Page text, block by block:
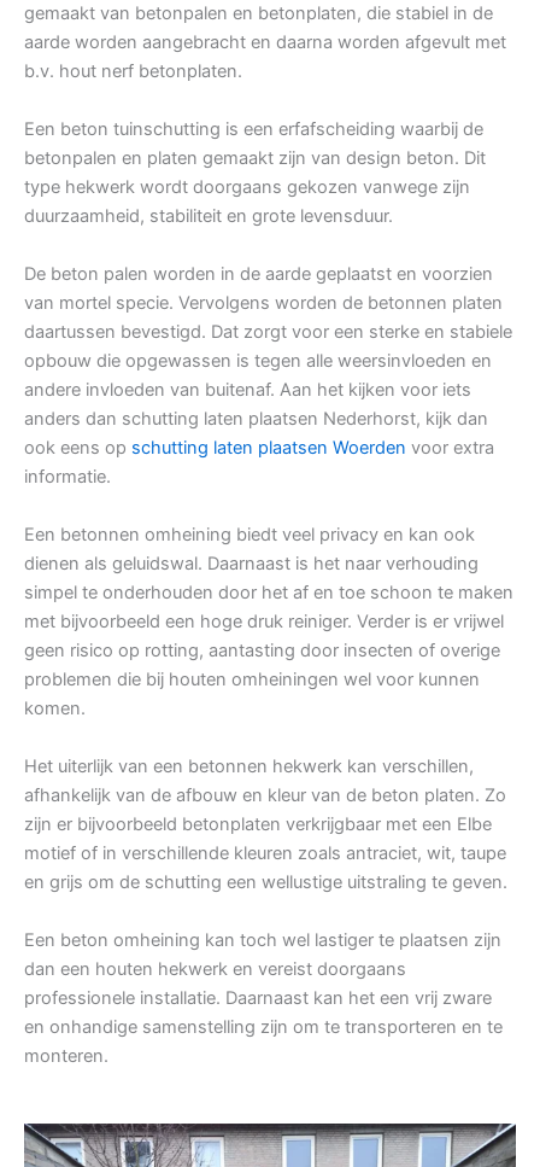
gemaakt van betonpalen en betonplaten, die stabiel in de
aarde worden aangebracht en daarna worden afgevult met
b.v. hout nerf betonplaten.
Een beton tuinschutting is een erfafscheiding waarbij de
betonpalen en platen gemaakt zijn van design beton. Dit
type hekwerk wordt doorgaans gekozen vanwege zijn
duurzaamheid, stabiliteit en grote levensduur.
De beton palen worden in de aarde geplaatst en voorzien
van mortel specie. Vervolgens worden de betonnen platen
daartussen bevestigd. Dat zorgt voor een sterke en stabiele
opbouw die opgewassen is tegen alle weersinvloeden en
andere invloeden van buitenaf. Aan het kijken voor iets
anders dan schutting laten plaatsen Nederhorst, kijk dan
ook eens op schutting laten plaatsen Woerden voor extra
informatie.
Een betonnen omheining biedt veel privacy en kan ook
dienen als geluidswal. Daarnaast is het naar verhouding
simpel te onderhouden door het af en toe schoon te maken
met bijvoorbeeld een hoge druk reiniger. Verder is er vrijwel
geen risico op rotting, aantasting door insecten of overige
problemen die bij houten omheiningen wel voor kunnen
komen.
Het uiterlijk van een betonnen hekwerk kan verschillen,
afhankelijk van de afbouw en kleur van de beton platen. Zo
zijn er bijvoorbeeld betonplaten verkrijgbaar met een Elbe
motief of in verschillende kleuren zoals antraciet, wit, taupe
en grijs om de schutting een wellustige uitstraling te geven.
Een beton omheining kan toch wel lastiger te plaatsen zijn
dan een houten hekwerk en vereist doorgaans
professionele installatie. Daarnaast kan het een vrij zware
en onhandige samenstelling zijn om te transporteren en te
monteren.